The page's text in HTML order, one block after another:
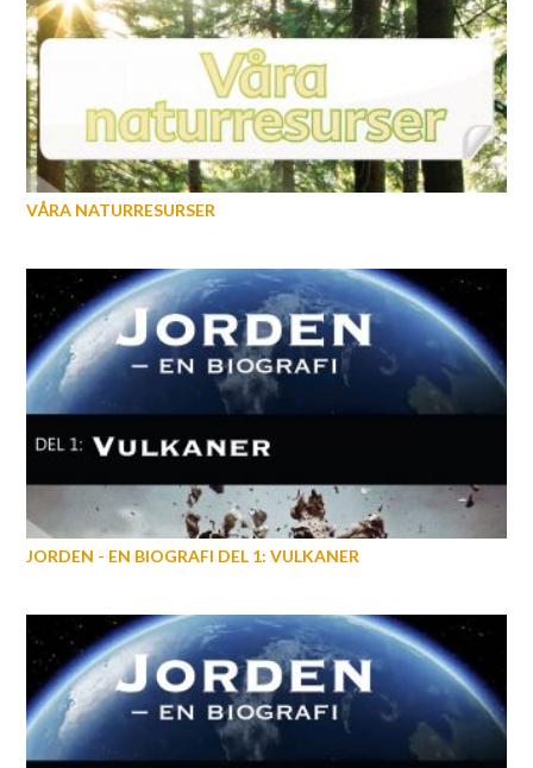
VÅRA NATURRESURSER
JORDEN - EN BIOGRAFI DEL 1: VULKANER